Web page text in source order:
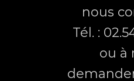
nous
Tél. :
ou à